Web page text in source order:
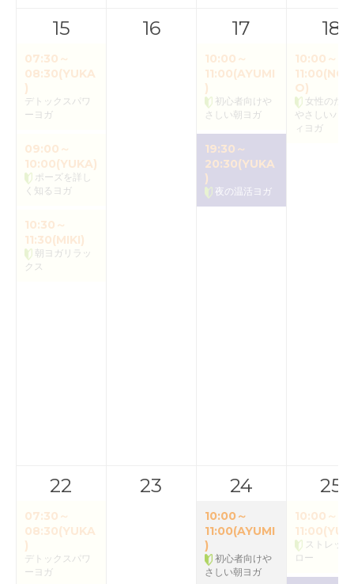
15
07:30～
08:30(YUKA
)
デトックスパワ
ーヨガ
09:00～
10:00(YUKA)
ポーズを詳し
く知るヨガ
10:30～
11:30(MIKI)
朝ヨガリラッ
クス
16 17
10:00～
11:00(AYUMI
)
初心者向けや
さしい朝ヨガ
19:30～
20:30(YUKA
)
夜の温活ヨガ
18
10:00～
O)
女性のた
やさしいバク
ィヨガ
22
07:30～
08:30(YUKA
)
デトックスパワ
ーヨガ
23 24
10:00～
11:00(AYUMI
)
初心者向けや
さしい朝ヨガ
25
10:00～
ストレッ
ロー